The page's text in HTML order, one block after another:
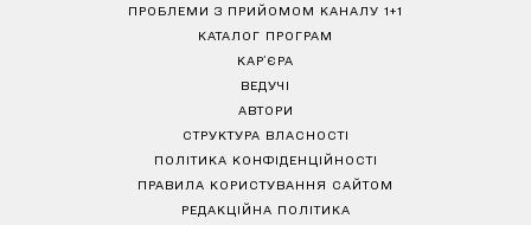
ПРОБЛЕМИ З ПРИЙОМОМ КАНАЛУ 1+1
КАТАЛОГ ПРОГРАМ
КАР’ЄРА
ВЕДУЧІ
АВТОРИ
СТРУКТУРА ВЛАСНОСТІ
ПОЛІТИКА КОНФІДЕНЦІЙНОСТІ
ПРАВИЛА КОРИСТУВАННЯ САЙТОМ
РЕДАКЦІЙНА ПОЛІТИКА